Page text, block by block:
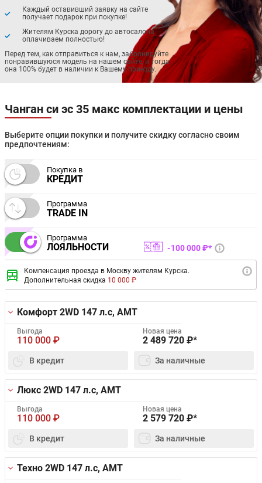
Каждый оставивший заявку на сайте
получает подарок при покупке!
Жителям Курска дорогу до автосалона
оплачиваем полностью!
Перед тем, как отправиться к нам, забронируйте
понравившуюся модель на нашем сайте, и тогда
она 100% будет в наличии к Вашему приезду.
Чанган си эс 35 макс комплектации и цены
Выберите опции покупки и получите скидку согласно своим
предпочтениям:
Покупка в
КРЕДИТ
Программа
TRADE IN
Программа
ЛОЯЛЬНОСТИ 100 000 ₽*
Компенсация проезда в Москву жителям Курска.
Дополнительная скидка 10 000 ₽
Комфорт 2WD 147 л.с, AMT
Выгода
110 000 ₽
Новая цена
2 489 720 ₽*
В кредит За наличные
Люкс 2WD 147 л.с, AMT
Выгода
110 000 ₽
Новая цена
2 579 720 ₽*
В кредит За наличные
Техно 2WD 147 л.с, AMT